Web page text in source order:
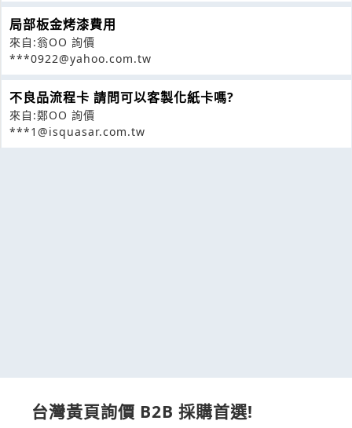
局部板金烤漆費用
來自:翁OO 詢價
***0922@yahoo.com.tw
不良品流程卡 請問可以客製化紙卡嗎?
來自:鄭OO 詢價
***1@isquasar.com.tw
台灣黃頁詢價 B2B 採購首選!